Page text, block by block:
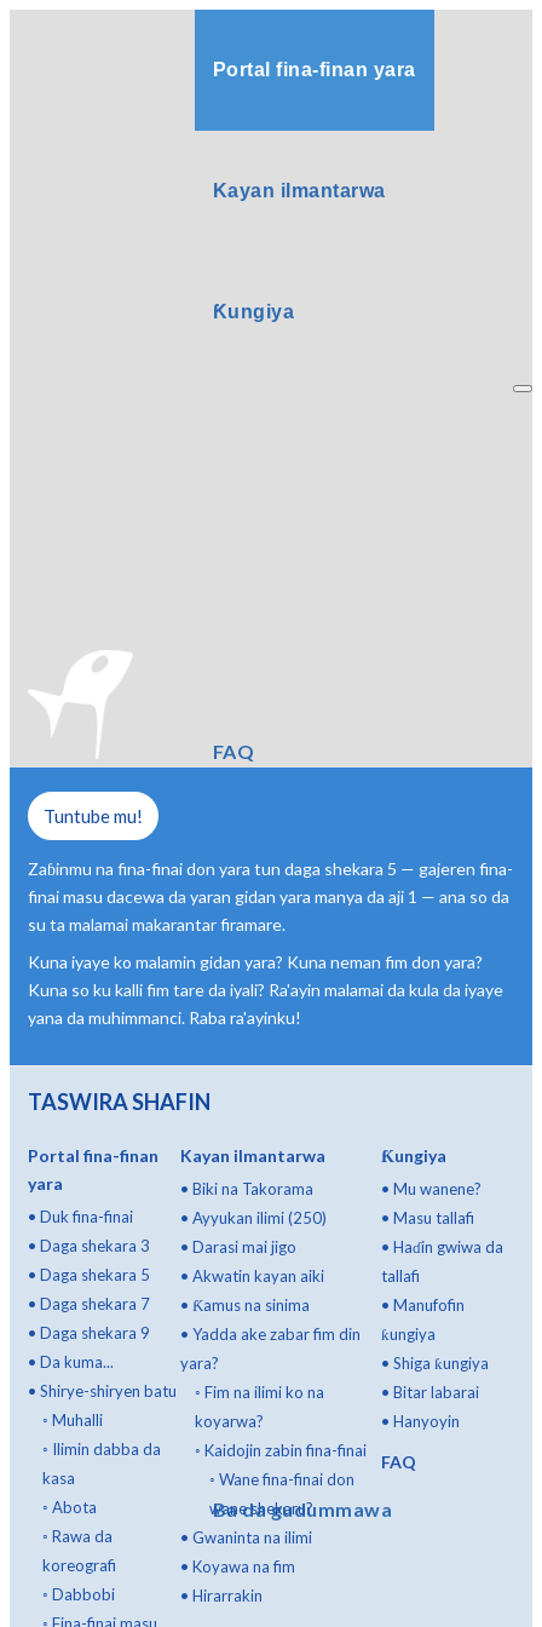
Portal fina-finan yara
Kayan ilmantarwa
Ƙungiya
FAQ
Ba da gudummawa
Tuntube mu!
Zaɓinmu na fina-finai don yara tun daga shekara 5 — gajeren fina-
finai masu dacewa da yaran gidan yara manya da aji 1 — ana so da
su ta malamai makarantar firamare.
Kuna iyaye ko malamin gidan yara? Kuna neman fim don yara?
Kuna so ku kalli fim tare da iyali? Ra'ayin malamai da kula da iyaye
yana da muhimmanci. Raba ra'ayinku!
TASWIRA SHAFIN
Portal fina-finan
yara
• Duk fina-finai
• Daga shekara 3
• Daga shekara 5
• Daga shekara 7
• Daga shekara 9
• Da kuma...
• Shirye-shiryen batu
◦ Muhalli
◦ Ilimin dabba da
kasa
◦ Abota
◦ Rawa da
koreografi
◦ Dabbobi
Kayan ilmantarwa
• Biki na Takorama
• Ayyukan ilimi (250)
• Darasi mai jigo
• Akwatin kayan aiki
• Ƙamus na sinima
• Yadda ake zabar fim din
yara?
◦ Fim na ilimi ko na
koyarwa?
◦ Kaidojin zabin fina-finai
◦ Wane fina-finai don
wane shekaru?
• Gwaninta na ilimi
• Koyawa na fim
• Hirarrakin
Ƙungiya
•Mu wanene?
•Masu tallafi
•Haɗin gwiwa da
tallafi
•Manufofin
ƙungiya
•Shiga ƙungiya
•Bitar labarai
•Hanyoyin
FAQ